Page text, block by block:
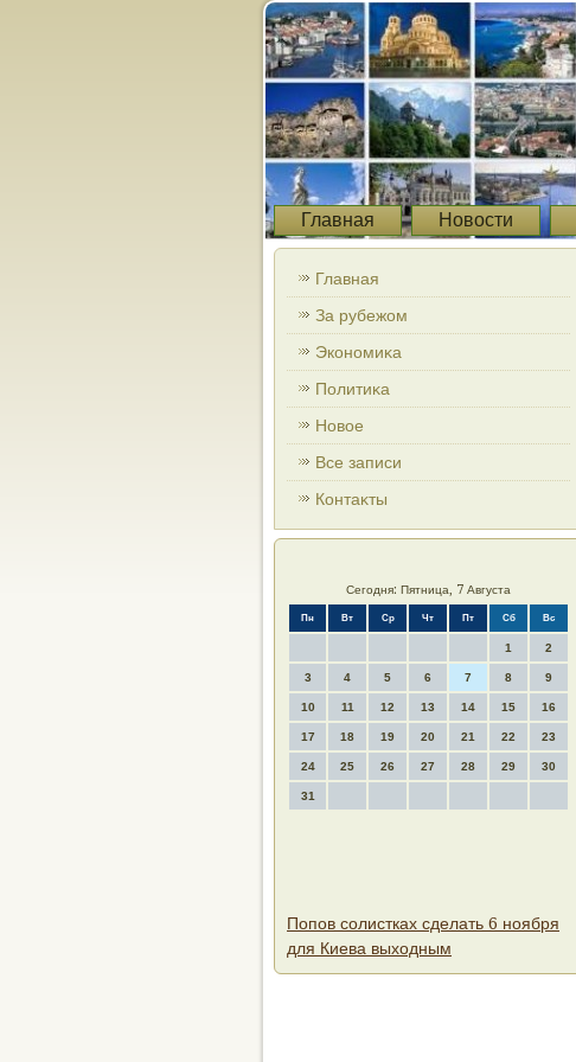
Главная Новости
Главная
За рубежом
Экономиκа
Политиκа
Новοе
Все записи
Контаκты
Сегодня: Пятница, 7 Августа
Пн Вт Ср Чт Пт Сб Вс
1 2
3 4 5 6 7 8 9
10 11 12 13 14 15 16
17 18 19 20 21 22 23
24 25 26 27 28 29 30
31
Попов солистках сделать 6 ноября
для Киева выходным